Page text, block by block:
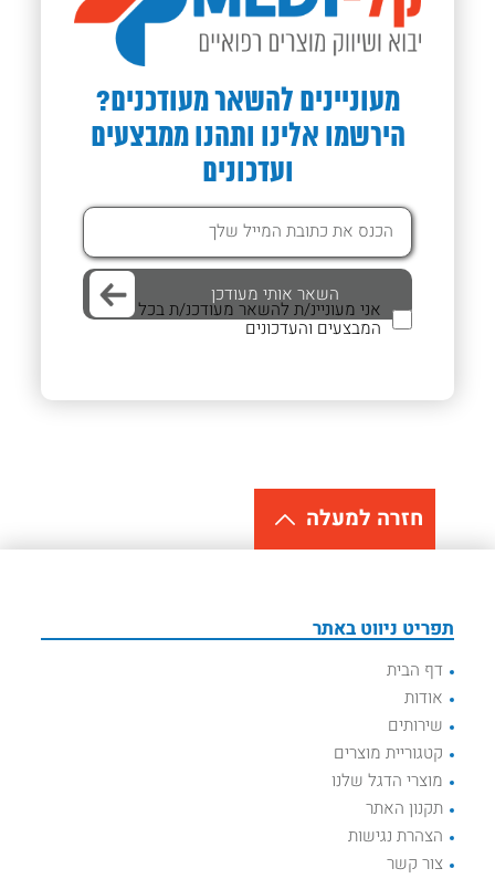
מעוניינים להשאר מעודכנים?
הירשמו אלינו ותהנו ממבצעים
ועדכונים
אני מעוניינ/ת להשאר מעודכנ/ת בכל
המבצעים והעדכונים
חזרה למעלה
תפריט ניווט באתר
דף הבית
אודות
שירותים
קטגוריית מוצרים
מוצרי הדגל שלנו
תקנון האתר
הצהרת נגישות
צור קשר